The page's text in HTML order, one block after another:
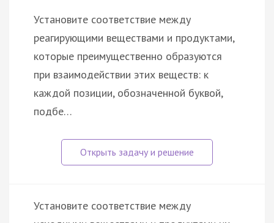
Установите соответствие между
реагирующими веществами и продуктами,
которые преимущественно образуются
при взаимодействии этих веществ: к
каждой позиции, обозначенной буквой,
подбе…
Установите соответствие между